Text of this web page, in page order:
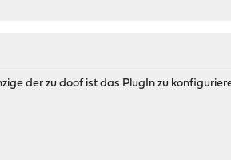
der zu doof ist das PlugIn zu